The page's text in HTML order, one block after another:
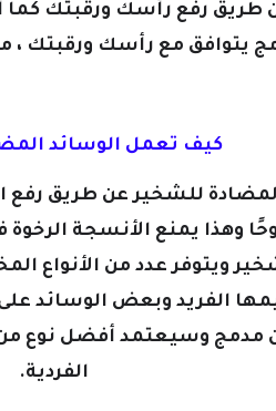
طريق رفع رأسك ورقبتك
يتوافق مع رأسك ورقبتك ،
كيف تعمل الوسائد
للشخير عن طريق رفع
وهذا يمنع الأنسجة الرخوة
ويتوفر عدد من الأنواع
الفريد وبعض الوسائد
مدمج وسيعتمد أفضل نوع
الفردية.